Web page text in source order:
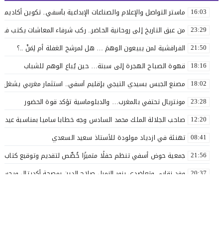
16:03 ماستر التواصل والإعلام والصناعات الإبداعية بآسفي.. تكوين
23:29 من عبق التاريخ إلى روحانية الحاضر.. ركب شرفاء المعاشات يكتب
21:50 الفراقشية لمن يبيعون الوهمَ … هل لمرشح الغفلة أم لِمَنْ ..؟
18:16 قهوة الصباح الهجرة إلى سبتة… حين يُباع الوهم للشباب
18:02 مصنع الجبس بسيدي التيجي بإقليم آسفي.. استثمار مغربي يشغل 110 عاملاً
23:28 مونتريال تحتفي بالمغرب… والدبلوماسية تؤكد قوة الحضور
12:20 صاحب الجلالة الملك محمد السادس وجه خطابا ساميا بمناسبة عيد
08:41 تهنئة في ازدياد مولودة للأستاذ سعيد السعدي
21:56 جمعية حوض أسفي تنظم حفلًا متميزًا خُصِّص لتقديم وتوقيع كتاب
20:37 وفد نقابي وتعاضدي يزور الزميل صلاح الدين بمصحة أكديتال ويجسد